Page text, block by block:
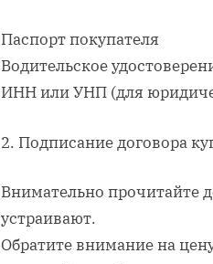
Паспорт покупателя
Водительское
ИНН или УНП (для
2. Подписание договора
Внимательно прочитайте
устраивают.
Обратите внимание на